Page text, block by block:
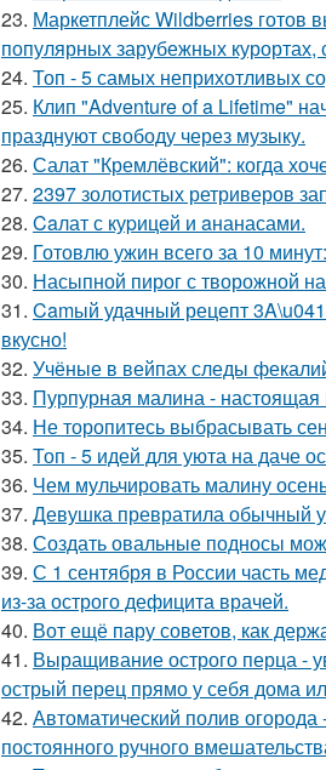
23. Маркетплейс Wildberries готов
популярных зарубежных
24. Топ - 5 самых неприхотливых
25. Клип "Adventure of a Lifetime"
празднуют свободу через музыку.
26. Салат "Кремлёвский": когда
27. 2397 золотистых ретриверов
28. Caлат с куpицeй и aнанасами.
29. Готовлю ужин всего за 10
30. Насыпной пирог с творожной
31. Camый удачный рецепт
вкусно!
32. Учёные в вейпах следы
33. Пурпурная малина -
34. Не торопитесь выбрасывать
35. Топ - 5 идей для уюта на даче
36. Чем мульчировать малину
37. Девушка превратила обычный
38. Создать овальные подносы
39. С 1 сентября в России часть
из-за острого дефицита врачей.
40. Вот ещё пару советов, как
41. Выращивание острого перца -
острый перец прямо у себя дома
42. Автоматический полив
постоянного ручного